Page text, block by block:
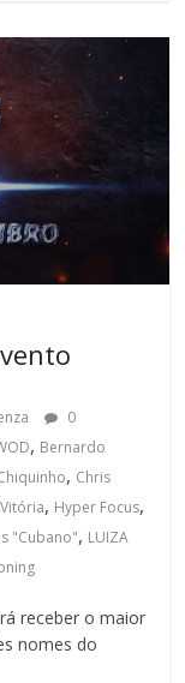
0
, Bernardo
, Chris
, Hyper Focus,
"Cubano", LUIZA
receber o maior
nomes do